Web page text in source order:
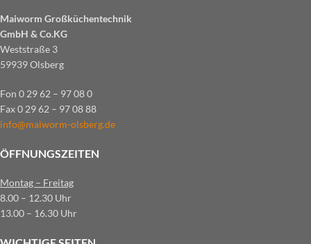
Maiworm Großküchentechnik
GmbH & Co.KG
Weststraße 3
59939 Olsberg
Fon 0 29 62 – 97 08 0
Fax 0 29 62 – 97 08 88
info@maiworm-olsberg.de
ÖFFNUNGSZEITEN
Montag – Freitag
8.00 – 12.30 Uhr
13.00 – 16.30 Uhr